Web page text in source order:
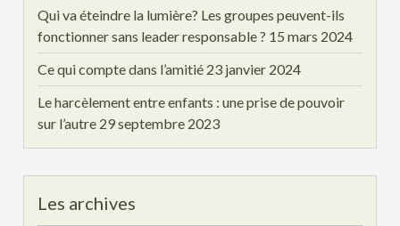
Qui va éteindre la lumière? Les groupes peuvent-ils
fonctionner sans leader responsable ? 15 mars 2024
Ce qui compte dans l’amitié 23 janvier 2024
Le harcèlement entre enfants : une prise de pouvoir
sur l’autre 29 septembre 2023
Les archives